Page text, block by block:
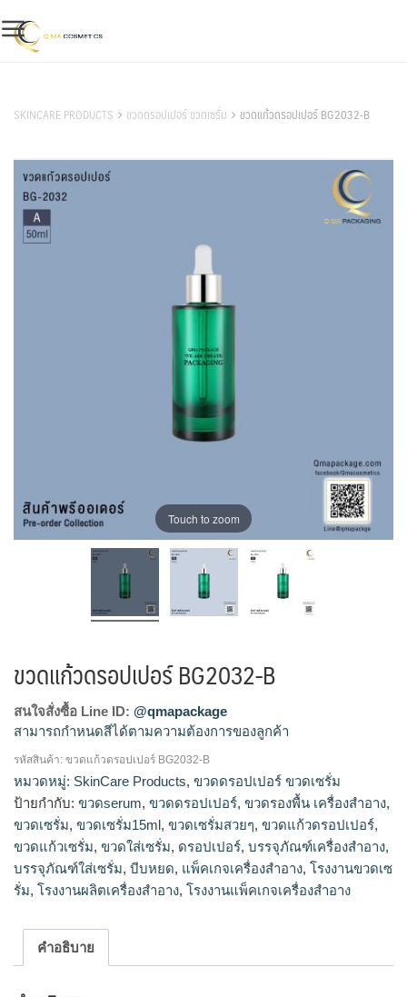
to
content
SKINCARE PRODUCTS ขวดดรอปเปอร์ ขวดเซรั่ม ขวดแก้วดรอปเปอร์ BG2032-B
Touch to zoom
ขวดแก้วดรอปเปอร์ BG2032-B
สนใจสั่งซื้อ Line ID: @qmapackage
สามารถกำหนดสีได้ตามความต้องการของลูกค้า
ขวดแก้วดรอปเปอร์, ขวดแก้วเซรั่ม, ดรอปเปอร์, บรรจุภัณฑ์ใส่เซ
รั่ม, ขวดแก้วเซรั่ม, ขวดเซรั่ม, ขวดใส่เซรั่ม, ขวดดรอปเปอร์, ขวด
เซรั่ม, บีบหยด, ขวดเซรั่มสวยๆ, ขวดserum, โรงงานขวดเซรั่ม,
ขวดเซรั่ม15ml, ขวดรองพื้น เครื่องสำอาง, บรรจุภัณฑ์เครื่อง
สำอาง, แพ็คเกจเครื่องสำอาง, โรงงานแพ็คเกจเครื่องสำอาง,
โรงงานผลิตเครื่องสำอาง
รหัสสินค้า: ขวดแก้วดรอปเปอร์ BG2032-B
หมวดหมู่: SkinCare Products, ขวดดรอปเปอร์ ขวดเซรั่ม
ป้ายกำกับ: ขวดserum, ขวดดรอปเปอร์, ขวดรองพื้น เครื่องสำอาง,
ขวดเซรั่ม, ขวดเซรั่ม15ml, ขวดเซรั่มสวยๆ, ขวดแก้วดรอปเปอร์,
ขวดแก้วเซรั่ม, ขวดใส่เซรั่ม, ดรอปเปอร์, บรรจุภัณฑ์เครื่องสำอาง,
บรรจุภัณฑ์ใส่เซรั่ม, บีบหยด, แพ็คเกจเครื่องสำอาง, โรงงานขวดเซ
รั่ม, โรงงานผลิตเครื่องสำอาง, โรงงานแพ็คเกจเครื่องสำอาง
คำอธิบาย